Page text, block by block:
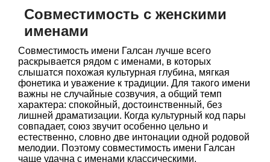
Совместимость с женскими
именами
Совместимость имени Галсан лучше всего
раскрывается рядом с именами, в которых
слышатся похожая культурная глубина, мягкая
фонетика и уважение к традиции. Для такого имени
важны не случайные созвучия, а общий темп
характера: спокойный, достоинственный, без
лишней драматизации. Когда культурный код пары
совпадает, союз звучит особенно цельно и
естественно, словно две интонации одной родовой
мелодии. Поэтому совместимость имени Галсан
чаще удачна с именами классическими,